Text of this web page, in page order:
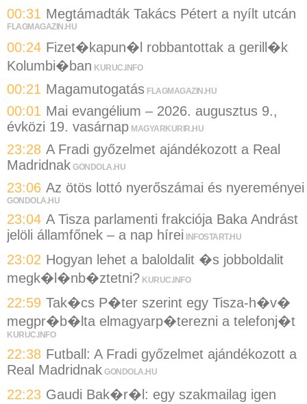
00:31 Megtámadták Takács Pétert a nyílt utcán
FLAGMAGAZIN.HU
00:24 Fizet�kapun�l robbantottak a gerill�k
Kolumbi�ban KURUC.INFO
00:21 Magamutogatás FLAGMAGAZIN.HU
00:01 Mai evangélium – 2026. augusztus 9.,
évközi 19. vasárnap MAGYARKURIR.HU
23:28 A Fradi győzelmet ajándékozott a Real
Madridnak GONDOLA.HU
23:06 Az ötös lottó nyerőszámai és nyereményei
GONDOLA.HU
23:04 A Tisza parlamenti frakciója Baka Andrást
jelöli államfőnek – a nap hírei
INFOSTART.HU
23:02 Hogyan lehet a baloldalit �s jobboldalit
megk�l�nb�ztetni? KURUC.INFO
22:59 Tak�cs P�ter szerint egy Tisza-h�v�
megpr�b�lta elmagyarp�terezni a telefonj�t
KURUC.INFO
22:38 Futball: A Fradi győzelmet ajándékozott a
Real Madridnak GONDOLA.HU
22:23 Gaudi Bak�r�l: egy szakmailag igen